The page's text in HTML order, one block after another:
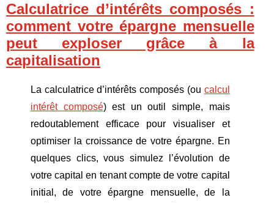
Calculatrice d’intérêts composés :
comment votre épargne mensuelle
peut exploser grâce à la
capitalisation
La calculatrice d’intérêts composés (ou calcul
intérêt composé) est un outil simple, mais
redoutablement efficace pour visualiser et
optimiser la croissance de votre épargne. En
quelques clics, vous simulez l’évolution de
votre capital en tenant compte de votre capital
initial, de votre épargne mensuelle, de la